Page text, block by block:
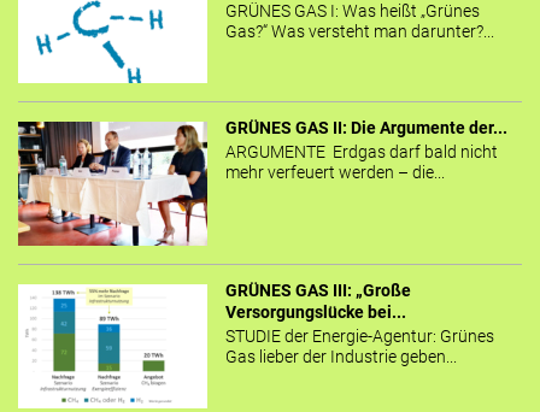
GRÜNES GAS I: Was heißt „Grünes
Gas?“ Was versteht man darunter?...
GRÜNES GAS II: Die Argumente der...
ARGUMENTE Erdgas darf bald nicht
mehr verfeuert werden – die...
GRÜNES GAS III: „Große
Versorgungslücke bei...
STUDIE der Energie-Agentur: Grünes
Gas lieber der Industrie geben...